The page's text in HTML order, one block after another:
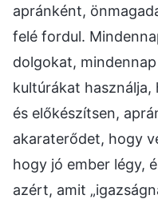
apránként,
felé fordul.
dolgokat,
kultúrákat
és előkészítsen,
akaraterődet, hogy
hogy jó ember légy,
azért, amit